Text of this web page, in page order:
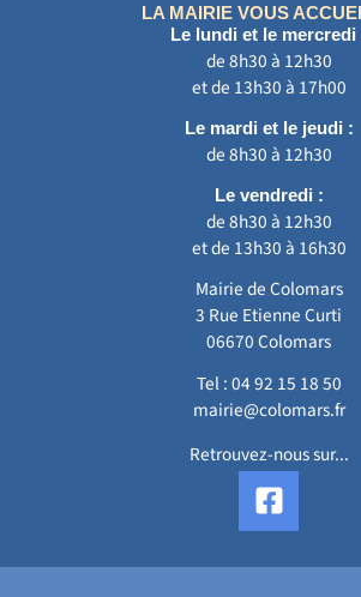
LA MAIRIE VOUS
Le lundi et le mercredi
de 8h30 à 12h30
et de 13h30 à 17h00
Le mardi et le jeudi :
de 8h30 à 12h30
Le vendredi :
de 8h30 à 12h30
et de 13h30 à 16h30
Mairie de Colomars
3 Rue Etienne Curti
06670 Colomars
Tel :04 92 15 18 50
mairie@colomars.fr
Retrouvez-nous sur...
F
a
c
e